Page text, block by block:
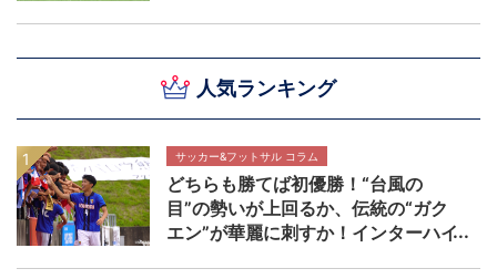
人気ランキング
サッカー&フットサル コラム
どちらも勝てば初優勝！“台風の
目”の勢いが上回るか、伝統の“ガク
エン”が華麗に刺すか！インターハイ